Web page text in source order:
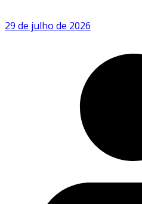
29 de julho de 2026